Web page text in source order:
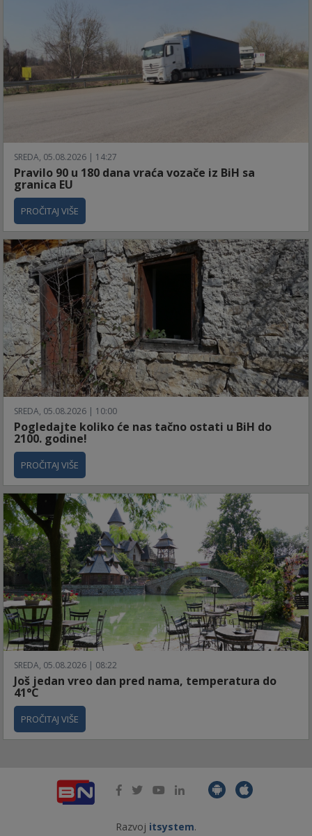
SREDA, 05.08.2026 | 14:27
Pravilo 90 u 180 dana vraća vozače iz BiH sa
granica EU
PROČITAJ VIŠE
SREDA, 05.08.2026 | 10:00
Pogledajte koliko će nas tačno ostati u BiH do
2100. godine!
PROČITAJ VIŠE
SREDA, 05.08.2026 | 08:22
Još jedan vreo dan pred nama, temperatura do
41°C
PROČITAJ VIŠE
Razvoj itsystem.